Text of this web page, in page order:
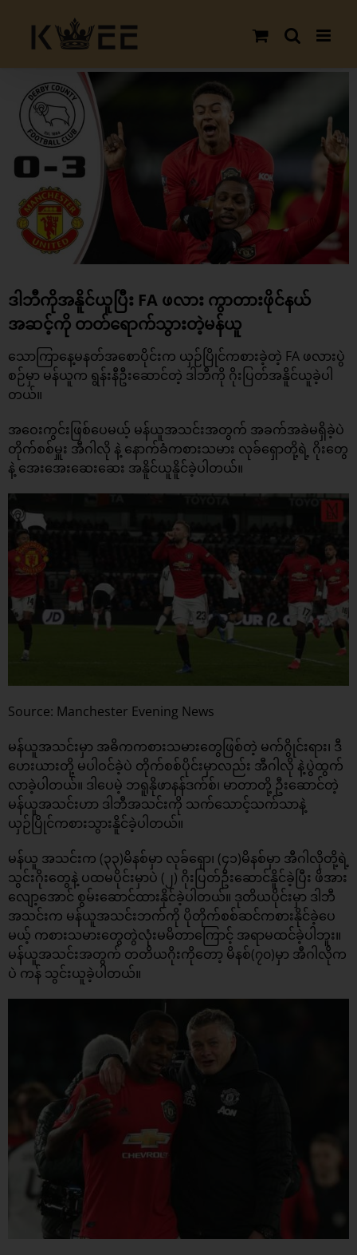
content
Larger
Image
ဒါဘီကိုအနိူင်ယူပြီး FA ဖလား ကွာတားဖိုင်နယ်
အဆင့်ကို တတ်ရောက်သွားတဲ့မန်ယူ
သောကြာနေ့မနတ်အစောပိုင်းက ယှဉ်ပြိုင်ကစားခဲ့တဲ့ FA ဖလားပွဲ
စဉ်မှာ မန်ယူက ရွန်းနီဦးဆောင်တဲ့ ဒါဘီကို ဂိုးပြတ်အနိူင်ယူခဲ့ပါ
တယ်။
အဝေးကွင်းဖြစ်ပေမယ့် မန်ယူအသင်းအတွက် အခက်အခဲမရှိခဲ့ပဲ
တိုက်စစ်မှူး အီဂါလို နဲ့ နောက်ခံကစားသမား လုခ်ရှောတို့ရဲ့ ဂိုးတွေ
နဲ့ အေးအေးဆေးဆေး အနိူင်ယူနိူင်ခဲ့ပါတယ်။
Source: Manchester Evening News
မန်ယူအသင်းမှာ အဓိကကစားသမားတွေဖြစ်တဲ့ မက်ဂွိုင်းရား၊ ဒီ
ဟေးယားတို့ မပါဝင်ခဲ့ပဲ တိုက်စစ်ပိုင်းမှာလည်း အီဂါလို နဲ့ပွဲထွက်
လာခဲ့ပါတယ်။ ဒါပေမဲ့ ဘရူနိုဖာနန်ဒက်စ်၊ မာတာတို့ ဦးဆောင်တဲ့
မန်ယူအသင်းဟာ ဒါဘီအသင်းကို သက်သောင့်သက်သာနဲ့
ယှဉ်ပြိုင်ကစားသွားနိူင်ခဲ့ပါတယ်။
မန်ယူ အသင်းက (၃၃)မိနစ်မှာ လုခ်ရှော၊ (၄၁)မိနစ်မှာ အီဂါလိုတို့ရဲ့
သွင်းဂိုးတွေနဲ့ ပထမပိုင်းမှာပဲ (၂) ဂိုးပြတ်ဦးဆောင်နိူင်ခဲ့ပြီး ဖိအား
လျော့အောင် စွမ်းဆောင်ထားနိုင်ခဲ့ပါတယ်။ ဒုတိယပိုင်းမှာ ဒါဘီ
အသင်းက မန်ယူအသင်းဘက်ကို ပိုတိုက်စစ်ဆင်ကစားနိုင်ခဲ့ပေ
မယ့် ကစားသမားတွေတွဲလုံးမမိတာကြောင့် အရာမထင်ခဲ့ပါဘူး။
မန်ယူအသင်းအတွက် တတိယဂိုးကိုတော့ မိနစ်(၇၀)မှာ အီဂါလိုက
ပဲ ကန် သွင်းယူခဲ့ပါတယ်။